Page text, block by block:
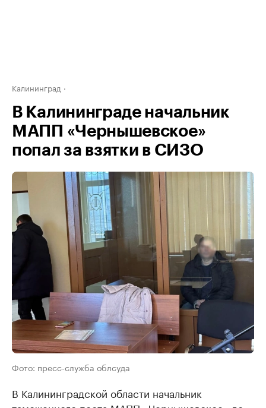
Калининград
В Калининграде начальник
МАПП «Чернышевское»
попал за взятки в СИЗО
Фото: пресс-служба облсуда
В Калининградской области начальник